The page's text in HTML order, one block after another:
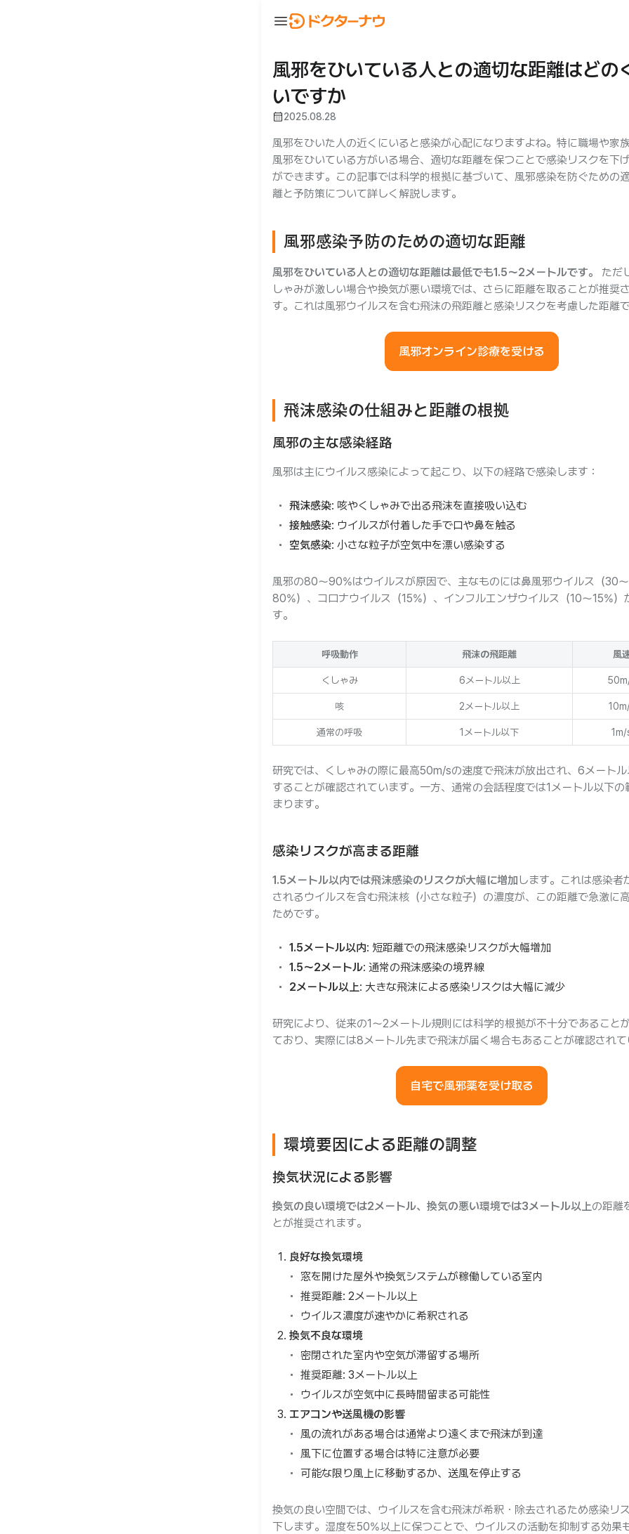
menu
風邪をひいている人との適切な距離はどの
いですか
calendar_month2025.08.28
風邪をひいた人の近くにいると感染が心配になりますよね。特に職場や家
風邪をひいている方がいる場合、適切な距離を保つことで感染リスクを下
ができます。この記事では科学的根拠に基づいて、風邪感染を防ぐための
離と予防策について詳しく解説します。
風邪感染予防のための適切な距離
風邪をひいている人との適切な距離は最低でも1.5〜2メートルです。
ただ
しゃみが激しい場合や換気が悪い環境では、さらに距離を取ることが推奨
す。これは風邪ウイルスを含む飛沫の飛距離と感染リスクを考慮した距離
風邪オンライン診療を受ける
飛沫感染の仕組みと距離の根拠
風邪の主な感染経路
風邪は主にウイルス感染によって起こり、以下の経路で感染します：
飛沫感染: 咳やくしゃみで出る飛沫を直接吸い込む
接触感染: ウイルスが付着した手で口や鼻を触る
空気感染: 小さな粒子が空気中を漂い感染する
風邪の80〜90%はウイルスが原因で、主なものには鼻風邪ウイルス（30〜
80%）、コロナウイルス（15%）、インフルエンザウイルス（10〜15%）
す。
呼吸動作 飛沫の飛距離 風
くしゃみ 6メートル以上
咳 2メートル以上
通常の呼吸 1メートル以下 1m/
研究では、くしゃみの際に最高50m/sの速度で飛沫が放出され、6メート
することが確認されています。一方、通常の会話程度では1メートル以下の
まります。
感染リスクが高まる距離
1.5メートル以内では飛沫感染のリスクが大幅に増加 します。これは感染者
されるウイルスを含む飛沫核（小さな粒子）の濃度が、この距離で急激に
ためです。
1.5メートル以内: 短距離での飛沫感染リスクが大幅増加
1.5〜2メートル: 通常の飛沫感染の境界線
2メートル以上: 大きな飛沫による感染リスクは大幅に減少
研究により、従来の1〜2メートル規則には科学的根拠が不十分であること
ており、実際には8メートル先まで飛沫が届く場合もあることが確認され
自宅で風邪薬を受け取る
環境要因による距離の調整
換気状況による影響
換気の良い環境では2メートル、換気の悪い環境では3メートル以上の距離
とが推奨されます。
良好な換気環境
窓を開けた屋外や換気システムが稼働している室内
推奨距離: 2メートル以上
ウイルス濃度が速やかに希釈される
換気不良な環境
密閉された室内や空気が滞留する場所
推奨距離: 3メートル以上
ウイルスが空気中に長時間留まる可能性
エアコンや送風機の影響
風の流れがある場合は通常より遠くまで飛沫が到達
風下に位置する場合は特に注意が必要
可能な限り風上に移動するか、送風を停止する
換気の良い空間では、ウイルスを含む飛沫が希釈・除去されるため感染リ
下します。湿度を50%以上に保つことで、ウイルスの活動を抑制する効果